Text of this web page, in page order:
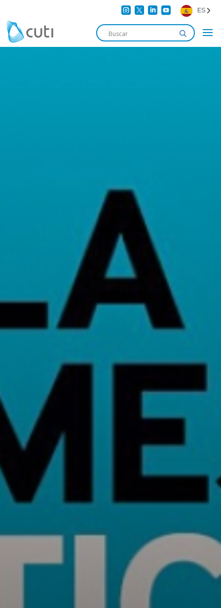
    ES